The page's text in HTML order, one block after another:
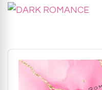
Audio
Player